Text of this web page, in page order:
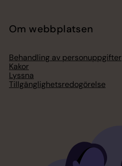
Om webbplatsen
Behandling av personuppgifter
Kakor
Lyssna
Tillgänglighetsredogörelse